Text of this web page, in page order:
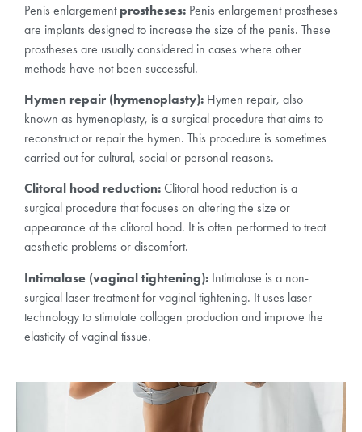
Penis enlargementprostheses: Penis enlargement prostheses
are implants designed to increase the size of the penis. These
prostheses are usually considered in cases where other
methods have not been successful.
Hymen repair (hymenoplasty): Hymen repair, also
known as hymenoplasty, is a surgical procedure that aims to
reconstruct or repair the hymen. This procedure is sometimes
carried out for cultural, social or personal reasons.
Clitoral hood reduction: Clitoral hood reduction is a
surgical procedure that focuses on altering the size or
appearance of the clitoral hood. It is often performed to treat
aesthetic problems or discomfort.
Intimalase (vaginal tightening): Intimalase is a non-
surgical laser treatment for vaginal tightening. It uses laser
technology to stimulate collagen production and improve the
elasticity of vaginal tissue.